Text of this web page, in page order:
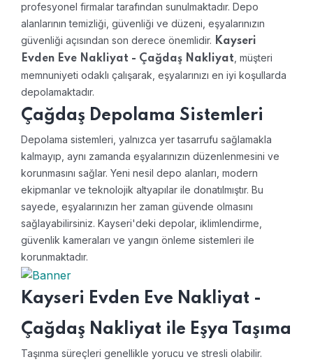
profesyonel firmalar tarafından sunulmaktadır. Depo
alanlarının temizliği, güvenliği ve düzeni, eşyalarınızın
güvenliği açısından son derece önemlidir. Kayseri
Evden Eve Nakliyat - Çağdaş Nakliyat , müşteri
memnuniyeti odaklı çalışarak, eşyalarınızı en iyi koşullarda
depolamaktadır.
Çağdaş Depolama Sistemleri
Depolama sistemleri, yalnızca yer tasarrufu sağlamakla
kalmayıp, aynı zamanda eşyalarınızın düzenlenmesini ve
korunmasını sağlar. Yeni nesil depo alanları, modern
ekipmanlar ve teknolojik altyapılar ile donatılmıştır. Bu
sayede, eşyalarınızın her zaman güvende olmasını
sağlayabilirsiniz. Kayseri'deki depolar, iklimlendirme,
güvenlik kameraları ve yangın önleme sistemleri ile
korunmaktadır.
Kayseri Evden Eve Nakliyat -
Çağdaş Nakliyat ile Eşya Taşıma
Taşınma süreçleri genellikle yorucu ve stresli olabilir.